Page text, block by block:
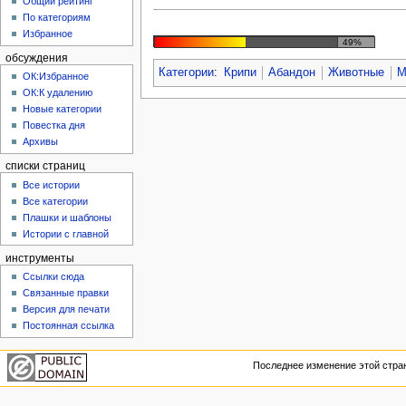
49%
Категории: Крипи Абандон Животные
По категориям
Избранное
обсуждения
ОК:Избранное
ОК:К удалению
Новые категории
Повестка дня
Архивы
списки страниц
Все истории
Все категории
Плашки и шаблоны
Истории с главной
инструменты
Ссылки сюда
Связанные правки
Версия для печати
Постоянная ссылка
Последнее изменение этой